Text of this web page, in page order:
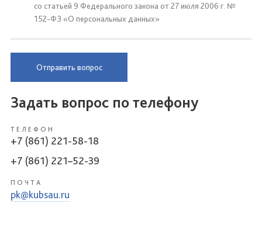
со статьей 9 Федерального закона от 27 июля 2006 г. №
152-ФЗ «О персональных данных»
Отправить вопрос
Задать вопрос по телефону
ТЕЛЕФОН
+7 (861) 221-58-18
+7 (861) 221–52-39
ПОЧТА
pk@kubsau.ru